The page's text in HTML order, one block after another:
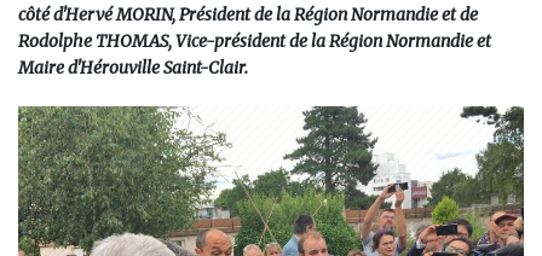
côté d'Hervé MORIN, Président de la Région Normandie et de
Rodolphe THOMAS, Vice-président de la Région Normandie et
Maire d'Hérouville Saint-Clair.